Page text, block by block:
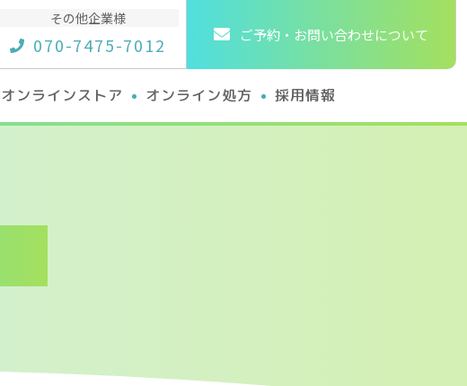
その他企業様
070-7475-7012 ご予約・お問い合わせについて
オンラインストア オンライン処方 採用情報